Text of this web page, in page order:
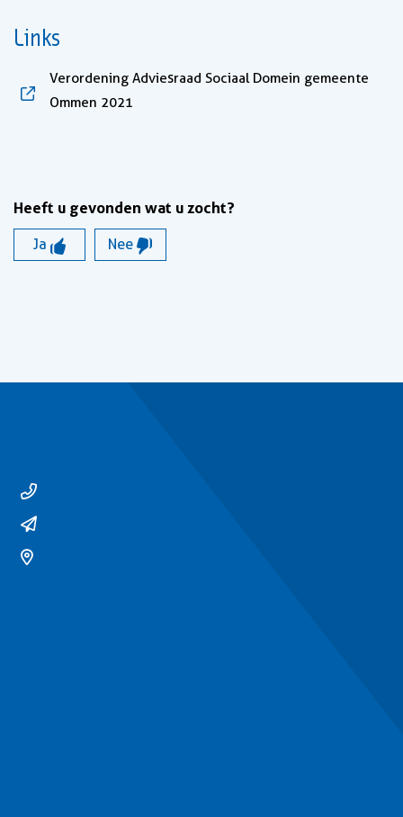
Links
Verordening Adviesraad Sociaal Domein gemeente
Ommen 2021
Heeft u gevonden wat u zocht?
Ja Nee